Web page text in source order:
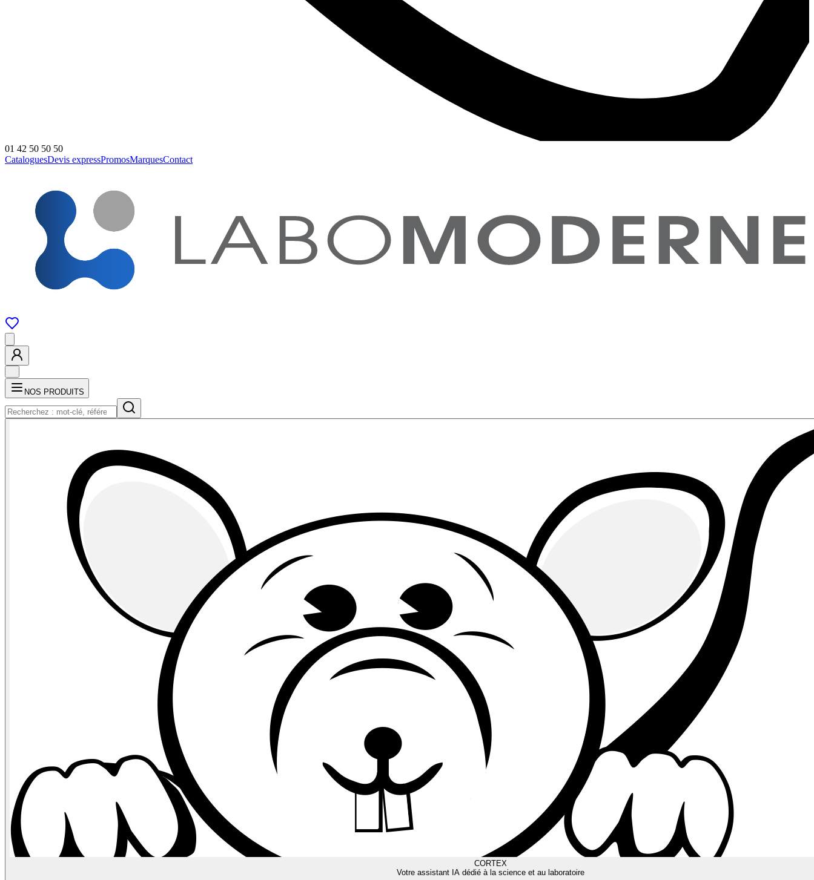
01 42 50 50 50
CataloguesDevis expressPromosMarquesContact
NOS PRODUITS
CORTEX
Votre assistant IA dédié à la science et au laboratoire